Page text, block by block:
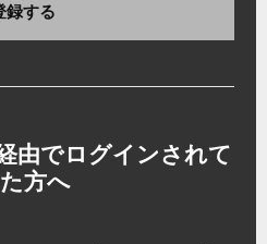
録する
由でログインされて
方へ